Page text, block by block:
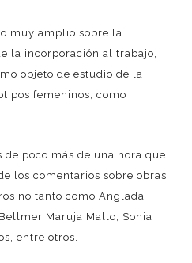
muy amplio sobre la
la incorporación al trabajo,
objeto de estudio de la
femeninos, como
poco más de una hora que
los comentarios sobre obras
no tanto como Anglada
Maruja Mallo, Sonia
entre otros.